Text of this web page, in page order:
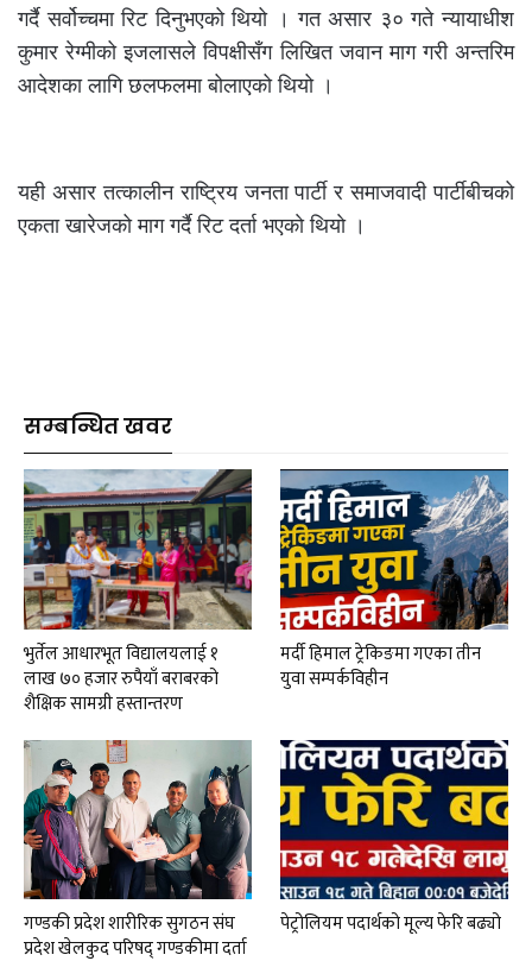
गर्दै सर्वोच्चमा रिट दिनुभएको थियो । गत असार ३० गते न्यायाधीश
कुमार रेग्मीको इजलासले विपक्षीसँग लिखित जवान माग गरी अन्तरिम
आदेशका लागि छलफलमा बोलाएको थियो ।
यही असार तत्कालीन राष्ट्रिय जनता पार्टी र समाजवादी पार्टीबीचको
एकता खारेजको माग गर्दै रिट दर्ता भएकाे थियाे ।
सम्बन्धित खवर
भुर्तेल आधारभूत विद्यालयलाई १
लाख ७० हजार रुपैयाँ बराबरको
शैक्षिक सामग्री हस्तान्तरण
मर्दी हिमाल ट्रेकिङमा गएका तीन
युवा सम्पर्कविहीन
गण्डकी प्रदेश शारीरिक सुगठन संघ
प्रदेश खेलकुद परिषद् गण्डकीमा दर्ता
पेट्रोलियम पदार्थको मूल्य फेरि बढ्यो